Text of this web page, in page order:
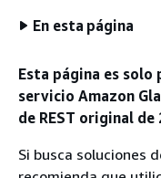
En esta página
Esta página es
servicio Amazon
de REST original de
Si busca soluciones